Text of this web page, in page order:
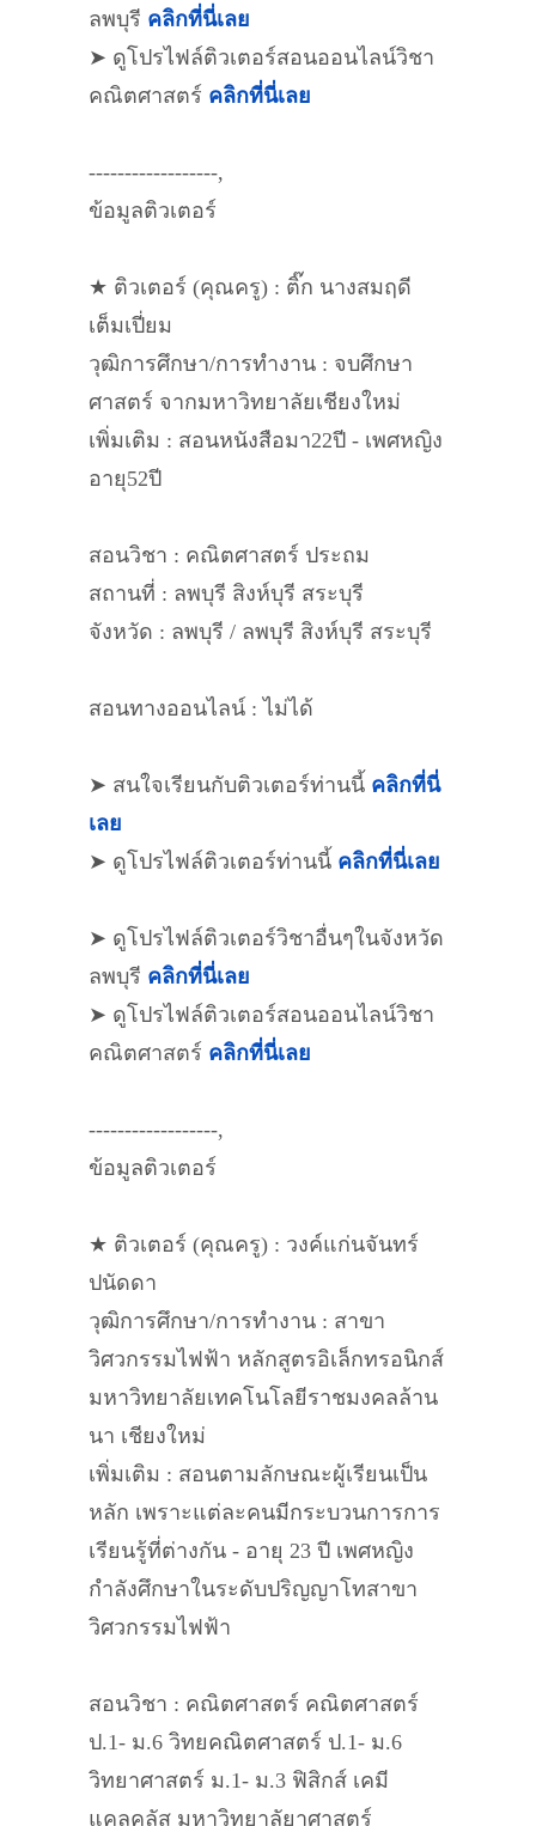
ลพบุรี คลิกที่นี่เลย
➤ ดูโปรไฟล์ติวเตอร์สอนออนไลน์วิชา
คณิตศาสตร์ คลิกที่นี่เลย
------------------,
ข้อมูลติวเตอร์
★ ติวเตอร์ (คุณครู) : ติ๊ก นางสมฤดี
เต็มเปี่ยม
วุฒิการศึกษา/การทำงาน : จบศึกษา
ศาสตร์ จากมหาวิทยาลัยเชียงใหม่
เพิ่มเติม : สอนหนังสือมา22ปี - เพศหญิง
อายุ52ปี
สอนวิชา : คณิตศาสตร์ ประถม
สถานที่ : ลพบุรี สิงห์บุรี สระบุรี
จังหวัด : ลพบุรี / ลพบุรี สิงห์บุรี สระบุรี
สอนทางออนไลน์ : ไม่ได้
➤ สนใจเรียนกับติวเตอร์ท่านนี้ คลิกที่นี่
เลย
➤ ดูโปรไฟล์ติวเตอร์ท่านนี้ คลิกที่นี่เลย
➤ ดูโปรไฟล์ติวเตอร์วิชาอื่นๆในจังหวัด
ลพบุรี คลิกที่นี่เลย
➤ ดูโปรไฟล์ติวเตอร์สอนออนไลน์วิชา
คณิตศาสตร์ คลิกที่นี่เลย
------------------,
ข้อมูลติวเตอร์
★ ติวเตอร์ (คุณครู) : วงค์แก่นจันทร์
ปนัดดา
วุฒิการศึกษา/การทำงาน : สาขา
วิศวกรรมไฟฟ้า หลักสูตรอิเล็กทรอนิกส์
มหาวิทยาลัยเทคโนโลยีราชมงคลล้าน
นา เชียงใหม่
เพิ่มเติม : สอนตามลักษณะผู้เรียนเป็น
หลัก เพราะแต่ละคนมีกระบวนการการ
เรียนรู้ที่ต่างกัน - อายุ 23 ปี เพศหญิง
กำลังศึกษาในระดับปริญญาโทสาขา
วิศวกรรมไฟฟ้า
สอนวิชา : คณิตศาสตร์ คณิตศาสตร์
ป.1- ม.6 วิทยคณิตศาสตร์ ป.1- ม.6
วิทยาศาสตร์ ม.1- ม.3 ฟิสิกส์ เคมี
แคลคูลัส มหาวิทยาลัยาศาสตร์